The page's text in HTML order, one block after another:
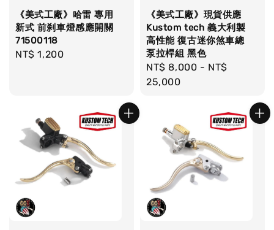
《美式工廠》哈雷 專用
新式 前刹車燈感應開關
71500118
Regular
NT$ 1,200
《美式工廠》現貨供應
Kustom tech 義大利製
高性能 復古迷你煞車總
泵拉桿組 黑色
Regular
price
NT$ 8,000 - NT$
25,000